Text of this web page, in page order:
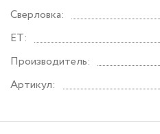
Сверловка:
ET:
Производитель:
Артикул: